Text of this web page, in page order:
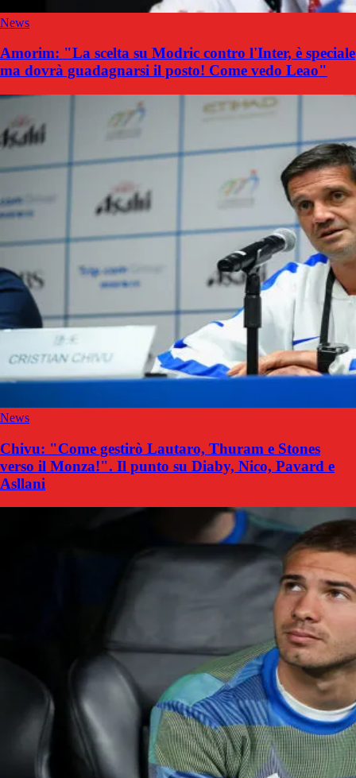
News
Amorim: "La scelta su Modric contro l'Inter, è speciale
ma dovrà guadagnarsi il posto! Come vedo Leao"
News
Chivu: "Come gestirò Lautaro, Thuram e Stones
verso il Monza!". Il punto su Diaby, Nico, Pavard e
Asllani